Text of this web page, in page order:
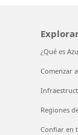
¿Qué es
Comenzar
Regiones
Confiar en